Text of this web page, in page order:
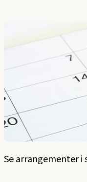
Se arrangementer